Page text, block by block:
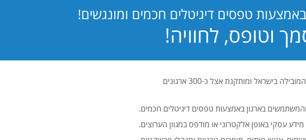
טפסים דיגיטלים חכמים ומונגשים!
PB Digital (PrintBOS Digital) הינה המערכת לטפסים דיגיטלים המובילה בישראל ומותקנת אצל כ-300 ארגונים
בארגון באמצעות טפסים דיגיטלים חכמים.
עסקי באופן אלקטרוני או מודפס במגוון הערוצים.